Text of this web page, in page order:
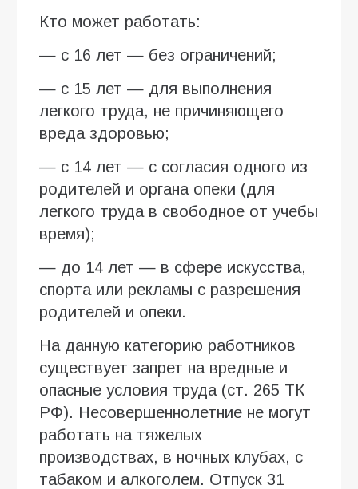
Кто может работать:
— с 16 лет — без ограничений;
— с 15 лет — для выполнения
легкого труда, не причиняющего
вреда здоровью;
— с 14 лет — с согласия одного из
родителей и органа опеки (для
легкого труда в свободное от учебы
время);
— до 14 лет — в сфере искусства,
спорта или рекламы с разрешения
родителей и опеки.
На данную категорию работников
существует запрет на вредные и
опасные условия труда (ст. 265 ТК
РФ). Несовершеннолетние не могут
работать на тяжелых
производствах, в ночных клубах, с
табаком и алкоголем. Отпуск 31